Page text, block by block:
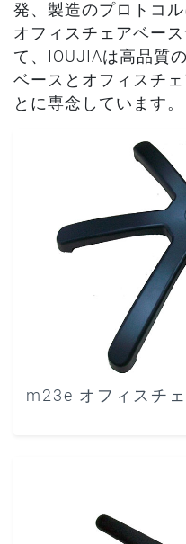
発、製造のプロトコ
オフィスチェアベー
て、IOUJIAは高品質
ベースとオフィスチ
とに専念しています。
m23e オフィスチ